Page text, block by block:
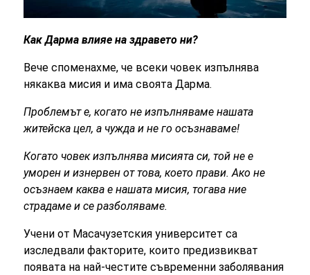
Как Дарма влияе на здравето ни?
Вече споменахме, че всеки човек изпълнява
някаква мисия и има своята Дарма.
Проблемът е, когато не изпълняваме нашата
житейска цел, а чужда и не го осъзнаваме!
Когато човек изпълнява мисията си, той не е
уморен и изнервен от това, което прави. Ако не
осъзнаем каква е нашата мисия, тогава ние
страдаме и се разболяваме.
Учени от Масачузетския университет са
изследвали факторите, които предизвикват
появата на най-честите съвременни заболявания